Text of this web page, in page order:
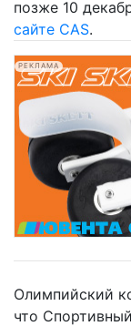
позже 10
сайте CAS.
РЕКЛАМА
Олимпийский
что